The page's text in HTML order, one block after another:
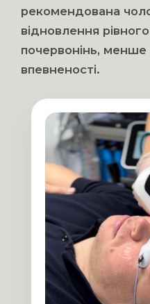
рекомендована
відновлення
почервонінь, менше
впевненості.